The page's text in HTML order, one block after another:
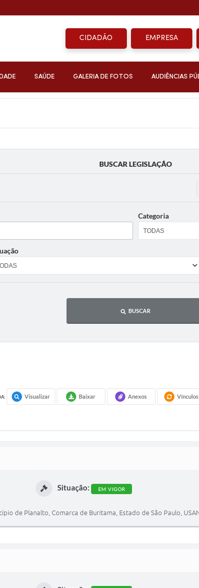
CIDADÃO EMPRESA
SAÚDE GALERIA DE FOTOS AUDIÊNCIAS
BUSCAR LEGISLAÇÃO
Categoria
BUSCAR
Visualizar Baixar Anexos Vínculos
Situação: EM VIGOR
de Planalto, Comarca de Buritama, Estado de São Paulo,